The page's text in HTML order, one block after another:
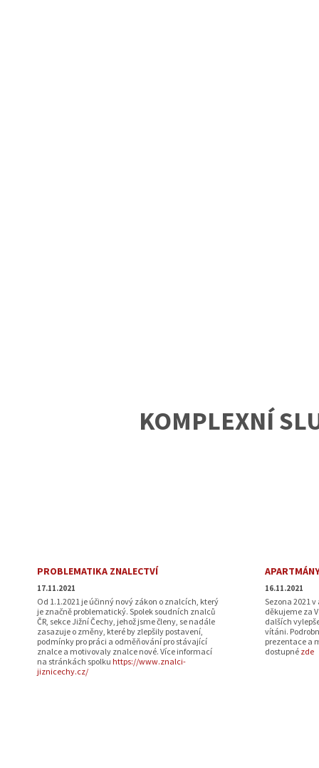
KOMPLEXNÍ
PROBLEMATIKA ZNALECTVÍ
17.11.2021
Od 1.1.2021 je účinný nový zákon o znalcích, který
je značně problematický. Spolek soudních znalců
ČR, sekce Jižní Čechy, jehož jsme členy, se nadále
zasazuje o změny, které by zlepšily postavení,
podmínky pro práci a odměňování pro stávající
znalce a motivovaly znalce nové. Více informací
na stránkách spolku https://www.znalci-
jiznicechy.cz/
16.11.2021
Sezona 2021
děkujeme za
dalších
vítáni.
prezentace a
dostupné zde